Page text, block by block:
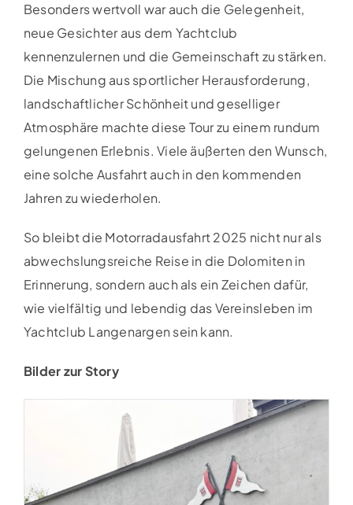
Besonders wertvoll war auch die Gelegenheit,
neue Gesichter aus dem Yachtclub
kennenzulernen und die Gemeinschaft zu stärken.
Die Mischung aus sportlicher Herausforderung,
landschaftlicher Schönheit und geselliger
Atmosphäre machte diese Tour zu einem rundum
gelungenen Erlebnis. Viele äußerten den Wunsch,
eine solche Ausfahrt auch in den kommenden
Jahren zu wiederholen.
So bleibt die Motorradausfahrt 2025 nicht nur als
abwechslungsreiche Reise in die Dolomiten in
Erinnerung, sondern auch als ein Zeichen dafür,
wie vielfältig und lebendig das Vereinsleben im
Yachtclub Langenargen sein kann.
Bilder zur Story